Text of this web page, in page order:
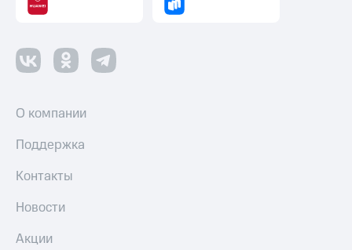
О компании
Поддержка
Контакты
Новости
Акции